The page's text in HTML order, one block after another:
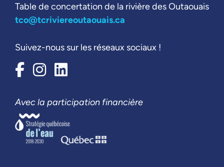
Table de concertation de la rivière des Outaouais
tco@tcriviereoutaouais.ca
Suivez-nous sur les réseaux sociaux !
Avec la participation financière